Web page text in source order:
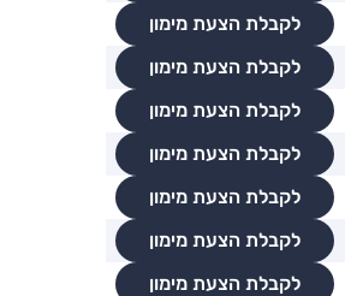
לקבלת הצעת מימון
לקבלת הצעת מימון
לקבלת הצעת מימון
לקבלת הצעת מימון
לקבלת הצעת מימון
לקבלת הצעת מימון
לקבלת הצעת מימון